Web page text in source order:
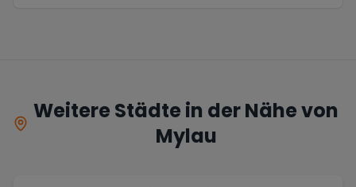
Weitere Städte in der Nähe von
Mylau